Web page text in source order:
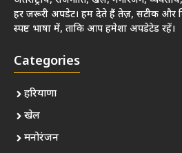
हर जरूरी अपडेट। हम देते हैं तेज़, सटीक और
स्पष्ट भाषा में, ताकि आप हमेशा अपडेटेड रहें।
Categories
हरियाणा
खेल
मनोरंजन